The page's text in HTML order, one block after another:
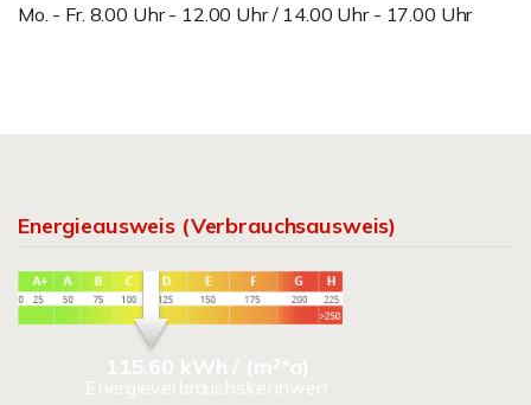
Mo. - Fr. 8.00 Uhr - 12.00 Uhr / 14.00 Uhr - 17.00 Uhr
Energieausweis (Verbrauchsausweis)
115,60 kWh / (m²*a)
Energieverbrauchskennwert